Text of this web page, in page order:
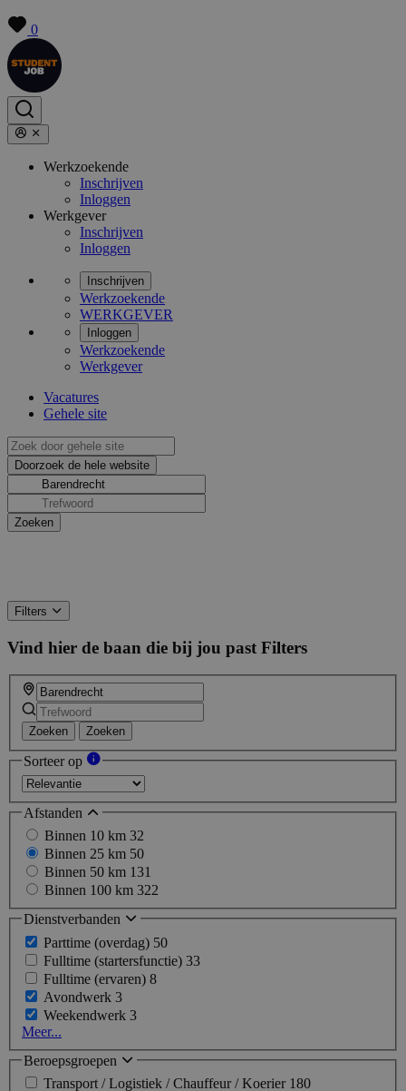
0
Werkzoekende
Inschrijven
Inloggen
Werkgever
Inschrijven
Inloggen
Inschrijven
Werkzoekende
WERKGEVER
Inloggen
Werkzoekende
Werkgever
Vacatures
Gehele site
Filters
Vind hier de baan die bij jou past Filters
Zoeken Zoeken
Sorteer op
Afstanden
Binnen 10 km 32
Binnen 25 km 50
Binnen 50 km 131
Binnen 100 km 322
Dienstverbanden
Parttime (overdag) 50
Fulltime (startersfunctie) 33
Fulltime (ervaren) 8
Avondwerk 3
Weekendwerk 3
Meer...
Beroepsgroepen
Transport / Logistiek / Chauffeur / Koerier 180